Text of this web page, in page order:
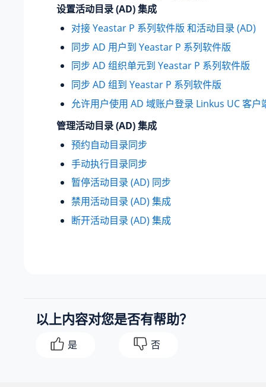
设置活动目录 (AD) 集成
对接 Yeastar P 系列软件版 和活动目录 (AD)
同步 AD 用户到 Yeastar P 系列软件版
同步 AD 组织单元到 Yeastar P 系列软件版
同步 AD 组到 Yeastar P 系列软件版
允许用户使用 AD 域账户登录 Linkus UC 客户
管理活动目录 (AD) 集成
预约自动目录同步
手动执行目录同步
暂停活动目录 (AD) 同步
禁用活动目录 (AD) 集成
断开活动目录 (AD) 集成
以上内容对您是否有帮助？
是 否